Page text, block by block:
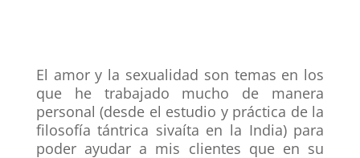
El amor y la sexualidad son temas en los
que he trabajado mucho de manera
personal (desde el estudio y práctica de la
filosofía tántrica sivaíta en la India) para
poder ayudar a mis clientes que en su